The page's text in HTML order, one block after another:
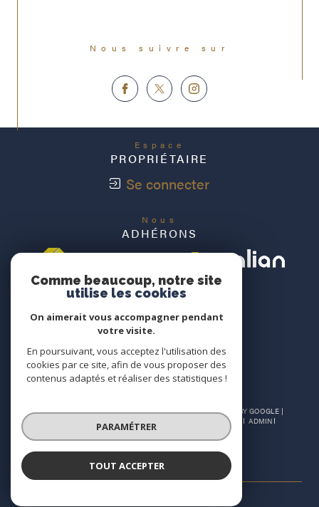
Nous suivre sur
Espace
PROPRIÉTAIRE
Se connecter
Nous
ADHÉRONS
© 2026 | TOUS DROITS RÉSERVÉS | TRADUCTION POWERED BY GOOGLE |
NOS HONORAIRES MENTIONS LÉGALES
ADMIN
NOS LIENS
POLITIQUE RGPD COOKIES
Comme beaucoup, notre site
utilise les cookies
On aimerait vous accompagner pendant
votre visite.
En poursuivant, vous acceptez l'utilisation des
cookies par ce site, afin de vous proposer des
contenus adaptés et réaliser des statistiques !
PARAMÉTRER
TOUT ACCEPTER